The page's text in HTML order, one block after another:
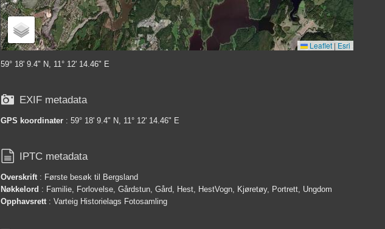
Leaflet | Esri
59° 18' 9.4" N, 11° 12' 14.46" E
 EXIF metadata
GPS koordinater : 59° 18' 9.4" N, 11° 12' 14.46" E
 IPTC metadata
Overskrift: Første besøk til Bergsland
Nøkkelord : Familie, Forlovelse, Gårdstun, Gård, Hest, HestVogn, Kjøretøy, Portrett, Ungdom
Opphavsrett: Varteig Historielags Fotosamling